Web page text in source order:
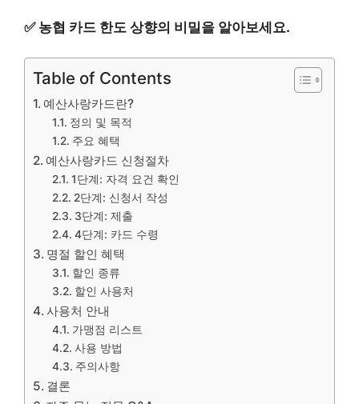
✅ 농협 카드 한도 상향의 비밀을 알아보세요.
Table of Contents
예산사랑카드란?
정의 및 목적
주요 혜택
예산사랑카드 신청절차
1단계: 자격 요건 확인
2단계: 신청서 작성
3단계: 제출
4단계: 카드 수령
명절 할인 혜택
할인 종류
할인 사용처
사용처 안내
가맹점 리스트
사용 방법
주의사항
결론